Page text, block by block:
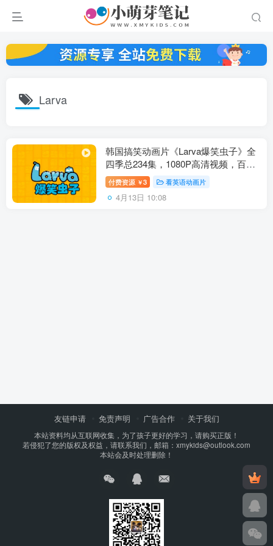
Larva
韩国搞笑动画片《Larva爆笑虫子》全
四季总234集，1080P高清视频，百度
云网盘下载
付费资源 ￥3 看英语动画片
4月13日 10:08
友链申请 免责声明 广告合作 关于我们
本站资料均从互联网收集，为了孩子更好的学习，请购买正版！
若侵犯了您的版权及权益，请联系我们，邮箱：xmykids@outlook.com
本站会及时处理删除！